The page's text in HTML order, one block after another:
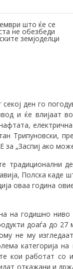
ден го
и ќе влијаат
Трипуновски,
„Заспиј ако
традиционални
Полска каде
оваа година
на годишно
доаѓа до
не му
категорија
кои работат со
откажани и